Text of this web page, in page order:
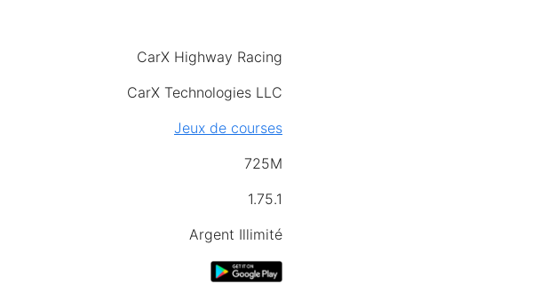
CarX Highway Racing
CarX Technologies LLC
Jeux de courses
725M
1.75.1
Argent Illimité